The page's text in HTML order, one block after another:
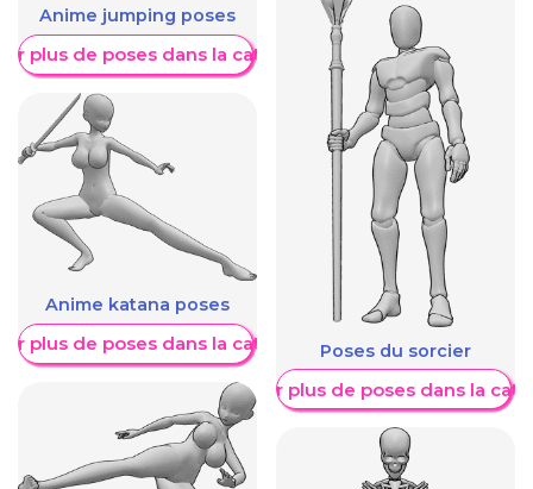
Anime jumping poses
plus de poses dans la catégorie
Anime katana poses
plus de poses dans la catégorie Poses du sorcier
Afficher plus de poses dans la